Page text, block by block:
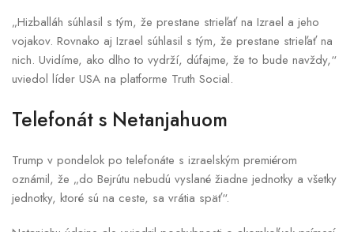
„Hizballáh súhlasil s tým, že prestane strieľať na Izrael a jeho
vojakov. Rovnako aj Izrael súhlasil s tým, že prestane strieľať na
nich. Uvidíme, ako dlho to vydrží, dúfajme, že to bude navždy,“
uviedol líder USA na platforme Truth Social.
Telefonát s Netanjahuom
Trump v pondelok po telefonáte s izraelským premiérom
oznámil, že „do Bejrútu nebudú vyslané žiadne jednotky a všetky
jednotky, ktoré sú na ceste, sa vrátia späť“.